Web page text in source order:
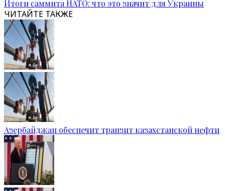
Итоги саммита НАТО: что это значит для Украины
ЧИТАЙТЕ ТАКЖЕ
Азербайджан обеспечит транзит казахстанской нефти